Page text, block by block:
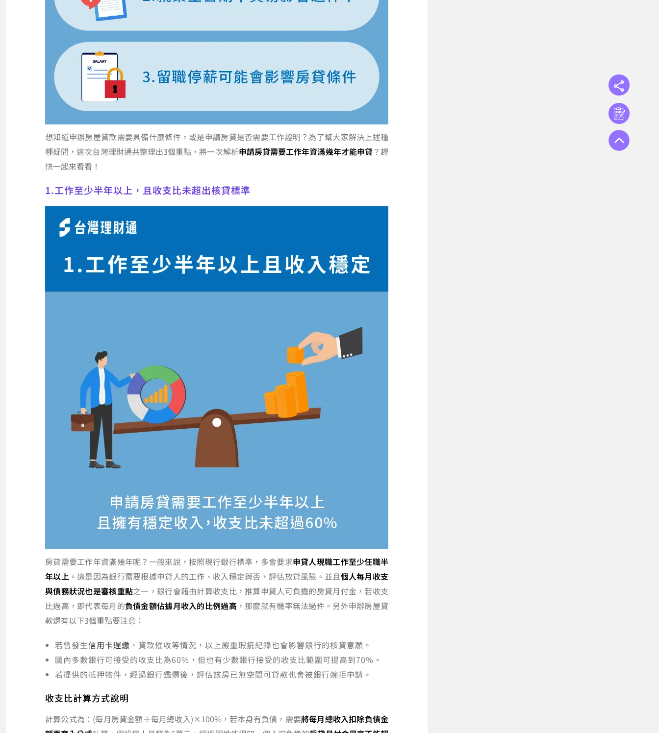
想知道申辦房屋貸款需要具備什麼條件，或是申請房貸是否需要工作證明？為了幫大家解決上述種
種疑問，這次台灣理財通共整理出3個重點，將一次解析申請房貸需要工作年資滿幾年才能申貸？趕
快一起來看看！
1.工作至少半年以上，且收支比未超出核貸標準
房貸需要工作年資滿幾年呢？一般來說，按照現行銀行標準，多會要求申貸人現職工作至少任職半
年以上。這是因為銀行需要根據申貸人的工作、收入穩定與否，評估放貸風險。並且個人每月收支
與債務狀況也是審核重點之一，銀行會藉由計算收支比，推算申貸人可負擔的房貸月付金，若收支
比過高，即代表每月的負債金額佔據月收入的比例過高 ，那麼就有機率無法過件。另外申辦房屋貸
款還有以下3個重點要注意：
若曾發生信用卡遲繳 、貸款催收等情況，以上嚴重瑕疵紀錄也會影響銀行的核貸意願。
國內多數銀行可接受的收支比為60%，但也有少數銀行接受的收支比範圍可提高到70%。
若提供的抵押物件，經過銀行鑑價後，評估該房已無空間可貸款也會被銀行婉拒申請。
收支比計算方式說明
計算公式為：(每月房貸金額÷每月總收入)×100%，若本身有負債，需要將每月總收入扣除負債金